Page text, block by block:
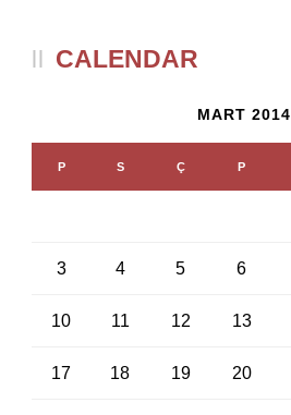
CALENDAR
MART 2014
P S Ç P
3 4 5 6
10 11 12 13
17 18 19 20